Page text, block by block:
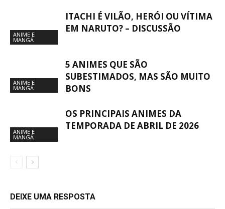
ANIME E
MANGÁ
ITACHI É VILÃO, HERÓI OU VÍTIMA
EM NARUTO? – DISCUSSÃO
ANIME E
MANGÁ
5 ANIMES QUE SÃO
SUBESTIMADOS, MAS SÃO MUITO
BONS
ANIME E
MANGÁ
OS PRINCIPAIS ANIMES DA
TEMPORADA DE ABRIL DE 2026
DEIXE UMA RESPOSTA